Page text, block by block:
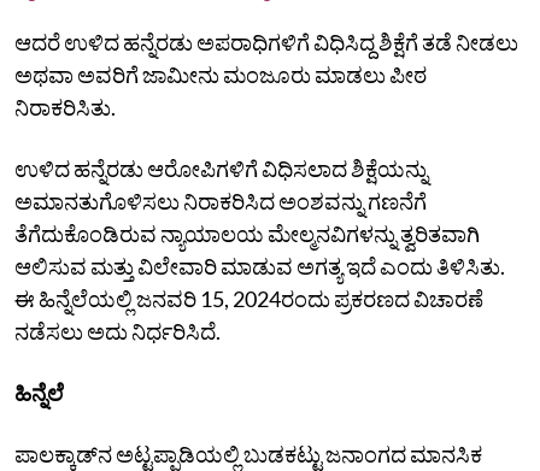
ಆದರೆ ಉಳಿದ ಹನ್ನೆರಡು ಅಪರಾಧಿಗಳಿಗೆ ವಿಧಿಸಿದ್ದ ಶಿಕ್ಷೆಗೆ ತಡೆ ನೀಡಲು
ಅಥವಾ ಅವರಿಗೆ ಜಾಮೀನು ಮಂಜೂರು ಮಾಡಲು ಪೀಠ
ನಿರಾಕರಿಸಿತು.
ಉಳಿದ ಹನ್ನೆರಡು ಆರೋಪಿಗಳಿಗೆ ವಿಧಿಸಲಾದ ಶಿಕ್ಷೆಯನ್ನು
ಅಮಾನತುಗೊಳಿಸಲು ನಿರಾಕರಿಸಿದ ಅಂಶವನ್ನು ಗಣನೆಗೆ
ತೆಗೆದುಕೊಂಡಿರುವ ನ್ಯಾಯಾಲಯ ಮೇಲ್ಮನವಿಗಳನ್ನು ತ್ವರಿತವಾಗಿ
ಆಲಿಸುವ ಮತ್ತು ವಿಲೇವಾರಿ ಮಾಡುವ ಅಗತ್ಯ ಇದೆ ಎಂದು ತಿಳಿಸಿತು.
ಈ ಹಿನ್ನೆಲೆಯಲ್ಲಿ ಜನವರಿ 15, 2024ರಂದು ಪ್ರಕರಣದ ವಿಚಾರಣೆ
ನಡೆಸಲು ಅದು ನಿರ್ಧರಿಸಿದೆ.
ಹಿನ್ನೆಲೆ
ಪಾಲಕ್ಕಾಡ್‌ನ ಅಟ್ಟಪ್ಪಾಡಿಯಲ್ಲಿ ಬುಡಕಟ್ಟು ಜನಾಂಗದ ಮಾನಸಿಕ